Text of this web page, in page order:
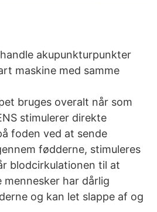
akupunkturpunkter
maskine med samme
bruges overalt når som
stimulerer direkte
foden ved at sende
fødderne, stimuleres
blodcirkulationen til at
har dårlig
og kan let slappe af og